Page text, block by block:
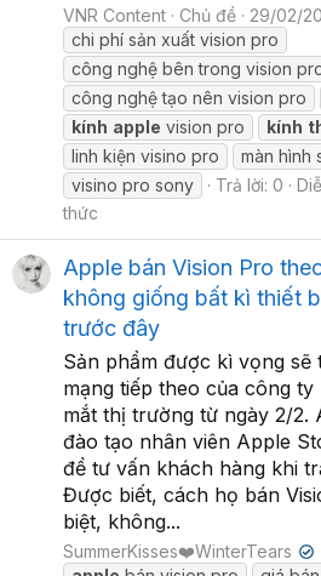
VNR Content Chủ đề
29/02/
chi phí sản xuất vision pro
công nghệ bên trong vision
công nghệ tạo nên vision pro
kính apple vision pro kính
linh kiện visino pro
màn hình
visino pro sony
Trả lời: 0
thức
Apple bán Vision Pro
không giống bất kì thiết
trước đây
Sản phẩm được kì vọng
mạng tiếp theo của công
mắt thị trường từ ngày 2/2.
đào tạo nhân viên Apple
để tư vấn khách hàng khi
Được biết, cách họ bán
biệt, không...
SummerKisses❤️WinterTears ✔